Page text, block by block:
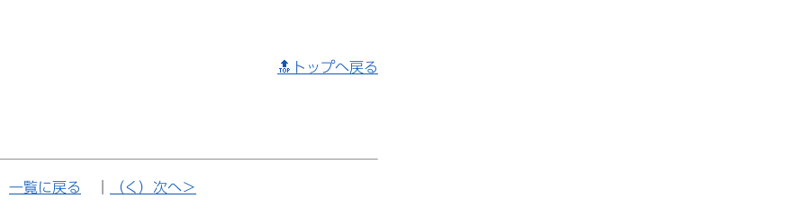
🔝トップへ戻る
一覧に戻る （く）次へ＞